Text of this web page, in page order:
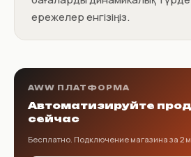
ережелер енгізіңіз.
AWW ПЛАТФОРМА
Автоматизируйте
сейчас
Бесплатно. Подключение магазина за 2